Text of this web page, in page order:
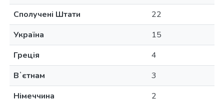
Сполучені Штати
22
Україна
15
Греція
4
Вʼєтнам
3
Німеччина
2